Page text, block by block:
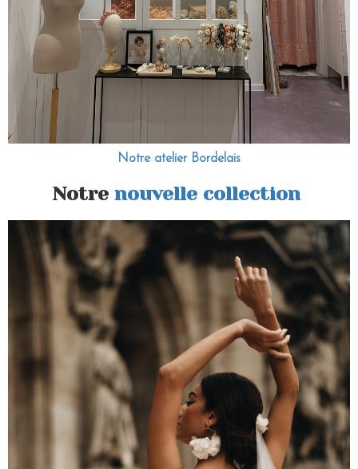
Notre atelier Bordelais
Notre nouvelle collection